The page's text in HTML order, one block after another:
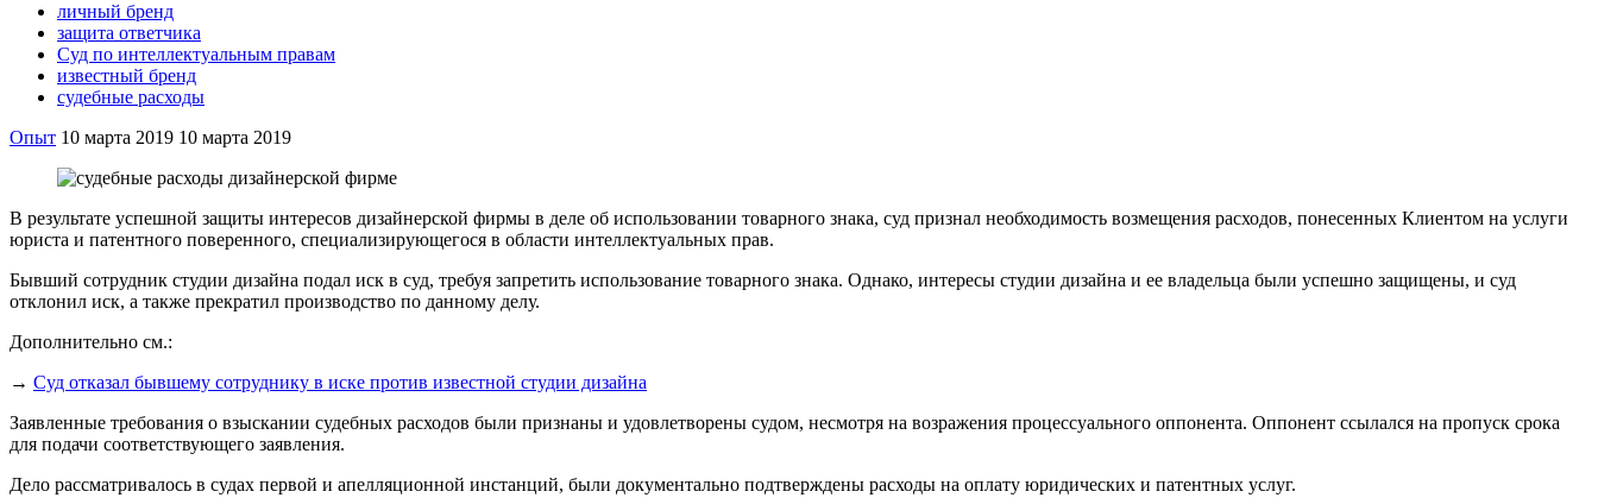
личный бренд
защита ответчика
Суд по интеллектуальным правам
известный бренд
судебные расходы
Опыт 10 марта 2019 10 марта 2019
В результате успешной защиты интересов дизайнерской фирмы в деле об использовании товарного знака, суд признал необходимость возмещения расходов, понесенных Клиентом на услуги
юриста и патентного поверенного, специализирующегося в области интеллектуальных прав.
Бывший сотрудник студии дизайна подал иск в суд, требуя запретить использование товарного знака. Однако, интересы студии дизайна и ее владельца были успешно защищены, и суд
отклонил иск, а также прекратил производство по данному делу.
Дополнительно см.:
→ Суд отказал бывшему сотруднику в иске против известной студии дизайна
Заявленные требования о взыскании судебных расходов были признаны и удовлетворены судом, несмотря на возражения процессуального оппонента. Оппонент ссылался на пропуск срока
для подачи соответствующего заявления.
Дело рассматривалось в судах первой и апелляционной инстанций, были документально подтверждены расходы на оплату юридических и патентных услуг.